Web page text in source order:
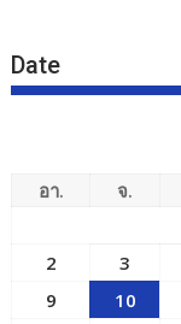
Date
อา. จ.
2
3
9
10